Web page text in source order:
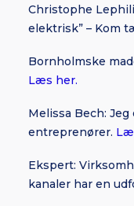
Christophe
elektrisk” – Kom
Bornholmske
Læs her.
Melissa Bech:
entreprenører.
Ekspert:
kanaler har en